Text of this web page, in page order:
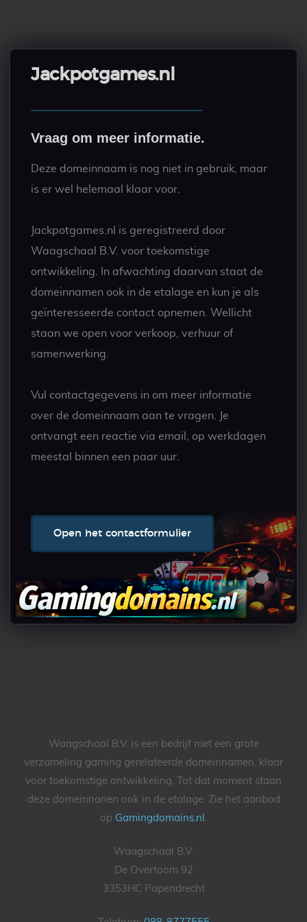
Jackpotgames.nl
Vraag om meer informatie.
Deze domeinnaam is nog niet in gebruik, maar
is er wel helemaal klaar voor.
Jackpotgames.nl is geregistreerd door
Waagschaal B.V. voor toekomstige
ontwikkeling. In afwachting daarvan staat de
domeinnamen ook in de etalage en kun je als
geïnteresseerde contact opnemen. Wellicht
staan we open voor verkoop, verhuur of
samenwerking.
Vul contactgegevens in om meer informatie
over de domeinnaam aan te vragen. Je
ontvangt een reactie via email, op werkdagen
meestal binnen een paar uur.
Waagschaal B.V. is een bedrijf met een grote
verzameling gaming gerelateerde domeinnamen, klaar
voor toekomstige ontwikkeling. Tot dat moment staan
deze domeinnanen ook in de etalage. Zie het aanbod
op Gamingdomains.nl .
Waagschaal B.V.
De Overtoom 92
3353HC Papendrecht